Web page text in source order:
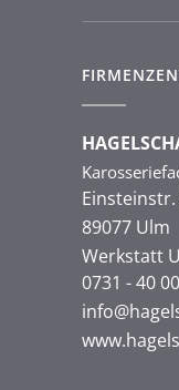
Einsteinstr.
89077 Ulm
Werkstatt
0731 - 40